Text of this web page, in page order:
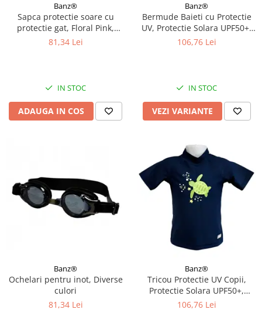
Banz®
Sapca protectie soare cu
protectie gat, Floral Pink,
Marimea M
81,34 Lei
IN STOC
ADAUGA IN COS
Banz®
Bermude Baieti cu Protectie
UV, Protectie Solara UPF50+,
Turttle, Diverse marimi
106,76 Lei
IN STOC
VEZI VARIANTE
Banz®
Ochelari pentru inot, Diverse
culori
81,34 Lei
Banz®
Tricou Protectie UV Copii,
Protectie Solara UPF50+,
Turttle, Diverse marimi
106,76 Lei